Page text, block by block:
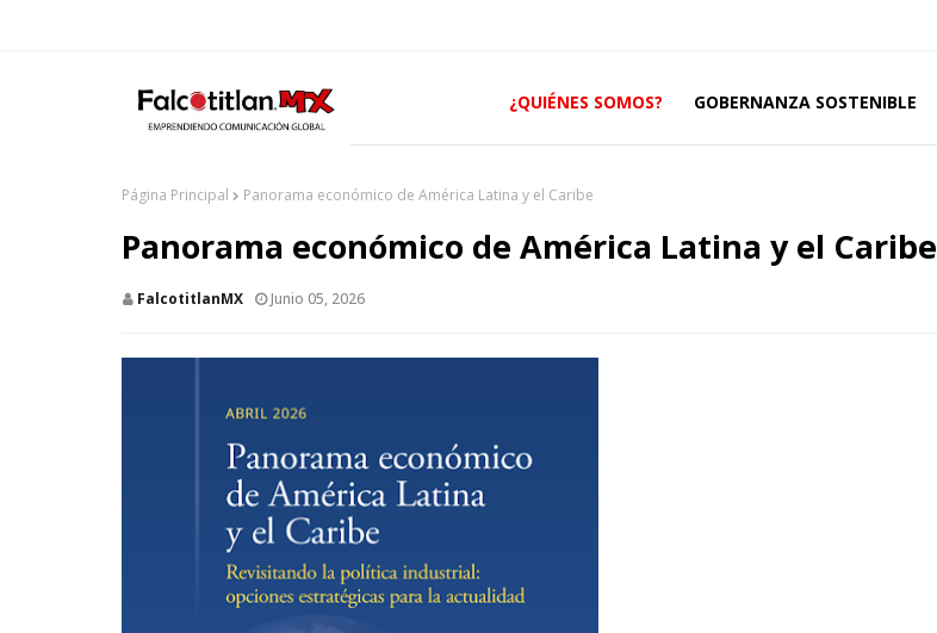
¿QUIÉNES SOMOS? GOBERNANZA SOSTENIBLE
Página Principal Panorama económico de América Latina y el Caribe
Panorama económico de América Latina y el Caribe
FalcotitlanMX Junio 05, 2026